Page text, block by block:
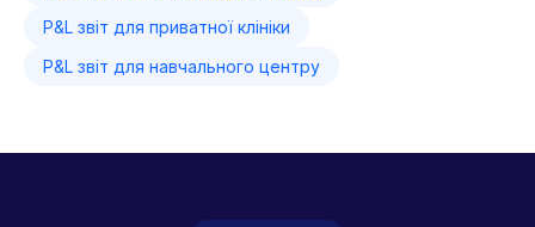
P&L звіт для приватної клініки
P&L звіт для навчального центру